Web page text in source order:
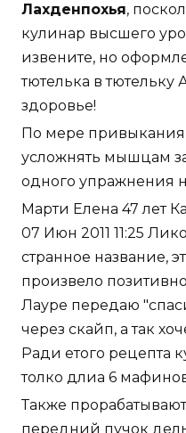
Лахденпохья,
кулинар высшего
извените, но
тютелька в тютельку
здоровье!
По мере
усложнять мышцам
одного упражнения
Марти Елена 47 лет
07 Июн 2011 11:25
странное название,
произвело
Лауре передаю
через скайп, а так
Ради етого рецепта
толко длиа 6
Также
передний пучок